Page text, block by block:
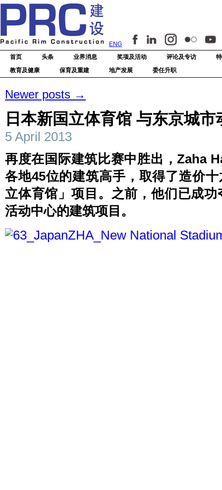
ENG
首页
头条 业界消息 奖项及活动 评论及专访
教育及健康
保育及重建 地产发展 委任升职
Newer posts →
日本新国立体育馆 与东京城市
5 April 2013
再度在国际建筑比赛中胜出，Zaha
各地45位的建筑高手，取得了造价
立体育馆」项目。之前，他们已成功
活动中心的建筑项目。